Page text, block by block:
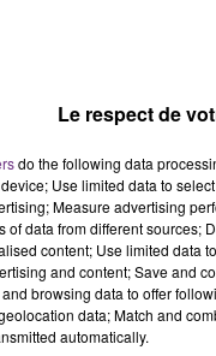
LE
VENEZ
Ce samedi 8
l'anniversaire
Une fête est
Le respect de
do the following data
Use limited data to
Measure advertising
of data from different sources;
content; Use limited data
and content; Save and
browsing data to offer
data; Match and
automatically.